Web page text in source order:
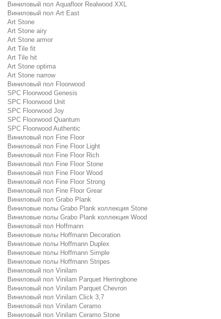
Виниловый пол Aquafloor Realwood XXL
Виниловый пол Art East
Art Stone
Art Stone airy
Art Stone armor
Art Tile fit
Art Tile hit
Art Stone optima
Art Stone narrow
Виниловый пол Floorwood
SPC Floorwood Genesis
SPC Floorwood Unit
SPC Floorwood Joy
SPC Floorwood Quantum
SPC Floorwood Authentic
Виниловый пол Fine Floor
Виниловый пол Fine Floor Light
Виниловый пол Fine Floor Rich
Виниловый пол Fine Floor Stone
Виниловый пол Fine Floor Wood
Виниловый пол Fine Floor Strong
Виниловый пол Fine Floor Grear
Виниловый пол Grabo Plank
Виниловые полы Grabo Plank коллекция Stone
Виниловые полы Grabo Plank коллекция Wood
Виниловый пол Hoffmann
Виниловые полы Hoffmann Decoration
Виниловые полы Hoffmann Duplex
Виниловые полы Hoffmann Simple
Виниловые полы Hoffmann Stripes
Виниловый пол Vinilam
Виниловый пол Vinilam Parquet Herringbone
Виниловый пол Vinilam Parquet Chevron
Виниловый пол Vinilam Click 3,7
Виниловый пол Vinilam Ceramo
Виниловый пол Vinilam Ceramo Stone